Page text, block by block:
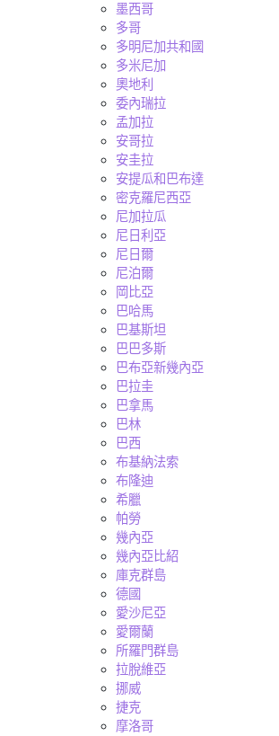
墨西哥
多哥
多明尼加共和國
多米尼加
奧地利
委內瑞拉
孟加拉
安哥拉
安圭拉
安提瓜和巴布達
密克羅尼西亞
尼加拉瓜
尼日利亞
尼日爾
尼泊爾
岡比亞
巴哈馬
巴基斯坦
巴巴多斯
巴布亞新幾內亞
巴拉圭
巴拿馬
巴林
巴西
布基納法索
布隆迪
希臘
帕勞
幾內亞
幾內亞比紹
庫克群島
德國
愛沙尼亞
愛爾蘭
所羅門群島
拉脫維亞
挪威
捷克
摩洛哥